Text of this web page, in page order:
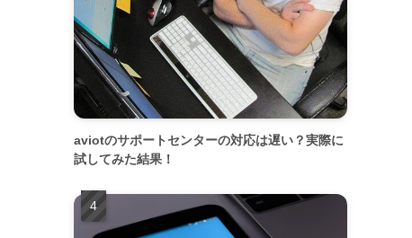
aviotのサポートセンターの対応は遅い？実際に
試してみた結果！